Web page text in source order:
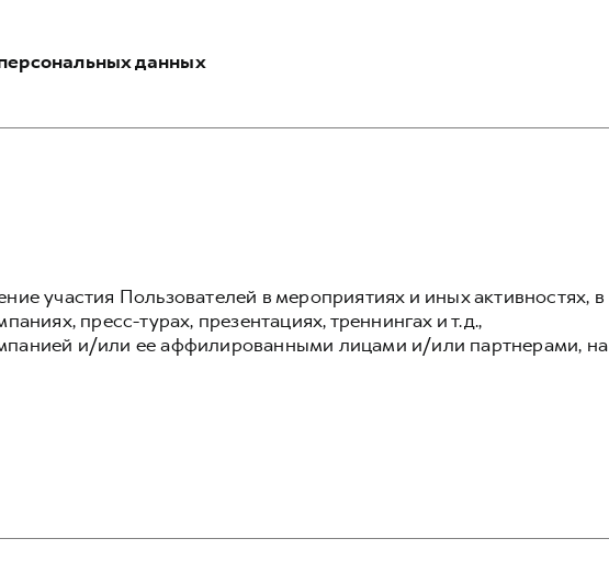
данных
участия Пользователей в мероприятиях и иных активностях, в
пресс-турах, презентациях, треннингах и т.д.,
и/или ее аффилированными лицами и/или партнерами, на